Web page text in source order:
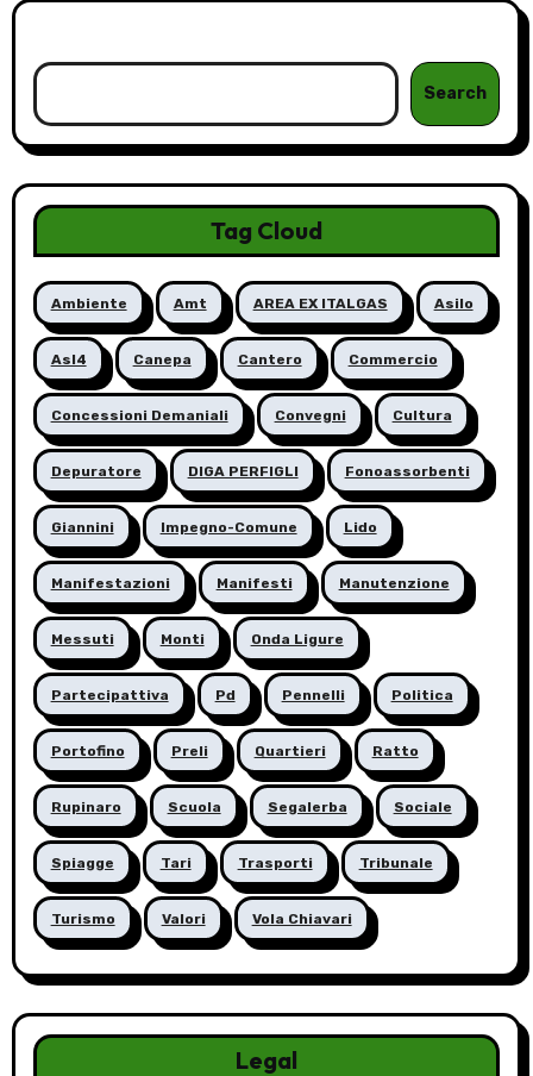
Search
Tag Cloud
Ambiente Amt AREA EX ITALGAS Asilo
Asl4 Canepa Cantero Commercio
Concessioni Demaniali Convegni Cultura
Depuratore DIGA PERFIGLI Fonoassorbenti
Giannini Impegno-Comune Lido
Manifestazioni Manifesti Manutenzione
Messuti Monti Onda Ligure
Partecipattiva Pd Pennelli Politica
Portofino Preli Quartieri Ratto
Rupinaro Scuola Segalerba Sociale
Spiagge Tari Trasporti Tribunale
Turismo Valori Vola Chiavari
Legal